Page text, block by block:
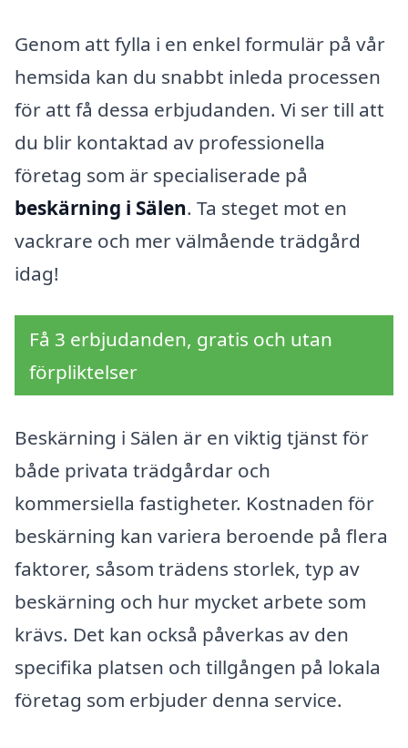
Genom att fylla i en enkel formulär på vår
hemsida kan du snabbt inleda processen
för att få dessa erbjudanden. Vi ser till att
du blir kontaktad av professionella
företag som är specialiserade på
beskärning i Sälen. Ta steget mot en
vackrare och mer välmående trädgård
idag!
Få 3 erbjudanden, gratis och utan
förpliktelser
Beskärning i Sälen är en viktig tjänst för
både privata trädgårdar och
kommersiella fastigheter. Kostnaden för
beskärning kan variera beroende på flera
faktorer, såsom trädens storlek, typ av
beskärning och hur mycket arbete som
krävs. Det kan också påverkas av den
specifika platsen och tillgången på lokala
företag som erbjuder denna service.